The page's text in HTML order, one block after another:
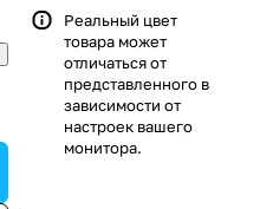
Реальный цвет
товара может
отличаться от
представленного в
зависимости от
настроек вашего
монитора.